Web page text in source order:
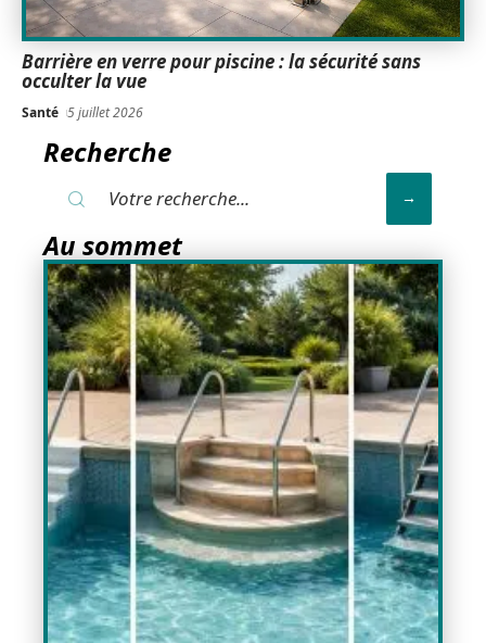
Barrière en verre pour piscine : la sécurité sans
occulter la vue
Santé 5 juillet 2026
Recherche
Au sommet